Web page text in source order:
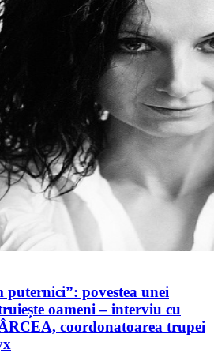
puternici”: povestea unei
oameni – interviu cu
coordonatoarea trupei